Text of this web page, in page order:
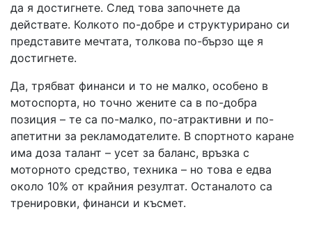
да я достигнете. След това започнете да
действате. Колкото по-добре и структурирано си
представите мечтата, толкова по-бързо ще я
достигнете.
Да, трябват финанси и то не малко, особено в
мотоспорта, но точно жените са в по-добра
позиция – те са по-малко, по-атрактивни и по-
апетитни за рекламодателите. В спортното каране
има доза талант – усет за баланс, връзка с
моторното средство, техника – но това е едва
около 10% от крайния резултат. Останалото са
тренировки, финанси и късмет.